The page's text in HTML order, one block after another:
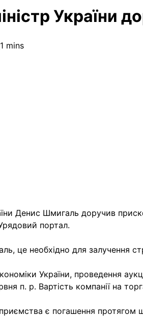
України
1 mins
Денис Шмигаль доручив
портал.
це необхідно для залучення
України, проведення
п. р. Вартість компанії на
є погашення протягом